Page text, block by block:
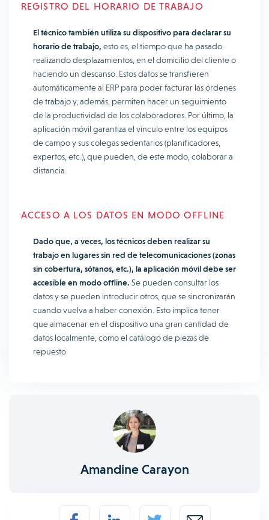
REGISTRO DEL HORARIO DE TRABAJO
El técnico también utiliza su dispositivo para declarar su
horario de trabajo, esto es, el tiempo que ha pasado
realizando desplazamientos, en el domicilio del cliente o
haciendo un descanso. Estos datos se transfieren
automáticamente al ERP para poder facturar las órdenes
de trabajo y, además, permiten hacer un seguimiento
de la productividad de los colaboradores. Por último, la
aplicación móvil garantiza el vínculo entre los equipos
de campo y sus colegas sedentarios (planificadores,
expertos, etc.), que pueden, de este modo, colaborar a
distancia.
ACCESO A LOS DATOS EN MODO OFFLINE
Dado que, a veces, los técnicos deben realizar su
trabajo en lugares sin red de telecomunicaciones (zonas
sin cobertura, sótanos, etc.), la aplicación móvil debe ser
accesible en modo offline. Se pueden consultar los
datos y se pueden introducir otros, que se sincronizarán
cuando vuelva a haber conexión. Esto implica tener
que almacenar en el dispositivo una gran cantidad de
datos localmente, como el catálogo de piezas de
repuesto.
Amandine Carayon